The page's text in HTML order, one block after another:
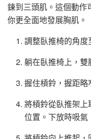
鍊到三頭肌。這個動作
你更全面地發展胸肌。
調整臥推椅的角度
躺在臥推椅上，雙
握住槓鈴，握距略
將槓鈴從臥推架
位置。下放時吸氣